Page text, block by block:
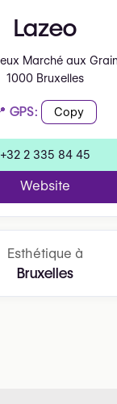
Lazeo
Marché aux
1000 Bruxelles
GPS: Copy
+32 2 335 84 45
Website
Esthétique à
Bruxelles